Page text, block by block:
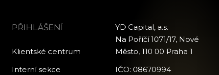
PŘIHLÁŠENÍ
Klientské centrum
Interní sekce
YD Capital, a.s.
Na Poříčí 1071/17, Nové
Město, 110 00 Praha 1
IČO: 08670994